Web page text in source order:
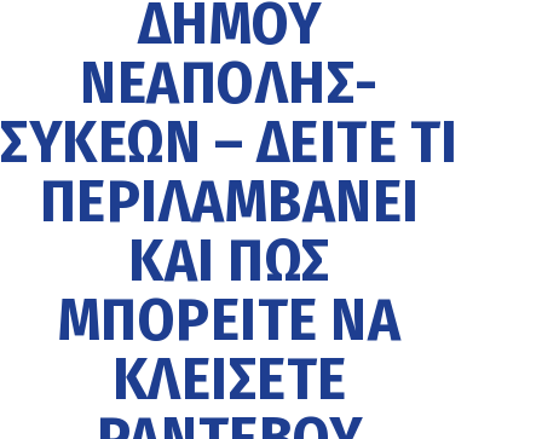
ΔΉΜΟΥ
ΝΕΆΠΟΛΗΣ-
ΣΥΚΕΏΝ – ΔΕΊΤΕ ΤΙ
ΠΕΡΙΛΑΜΒΆΝΕΙ
ΚΑΙ ΠΏΣ
ΜΠΟΡΕΊΤΕ ΝΑ
ΚΛΕΊΣΕΤΕ